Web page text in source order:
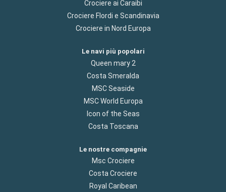
Crociere ai Caraibi
Crociere Flordi e Scandinavia
Crociere in Nord Europa
Le navi più popolari
Queen mary 2
Costa Smeralda
MSC Seaside
MSC World Europa
Icon of the Seas
Costa Toscana
Le nostre compagnie
Msc Crociere
Costa Crociere
Royal Caribean